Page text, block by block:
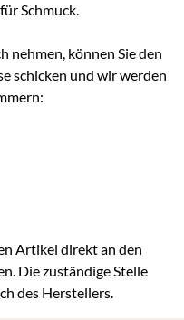
Schmuck.
nehmen, können Sie den
schicken und wir werden
Artikel direkt an den
Die zuständige Stelle
des Herstellers.